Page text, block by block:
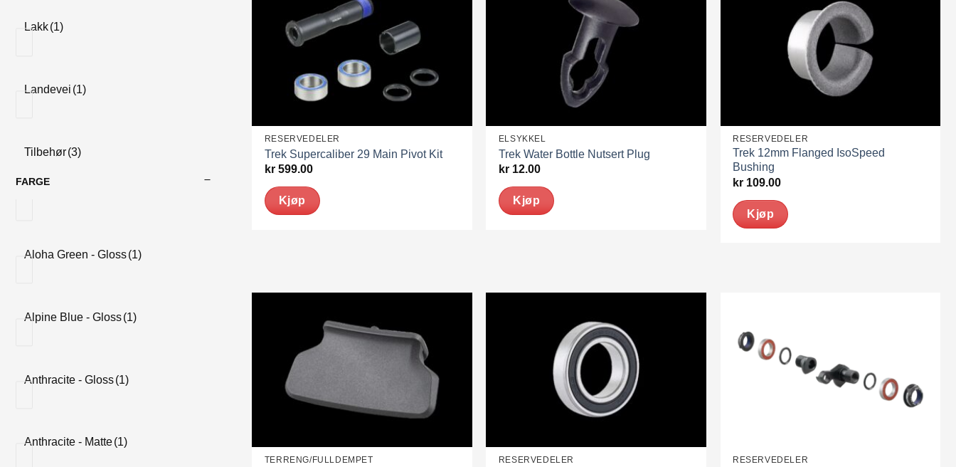
Lakk(1)
Landevei (1)
Tilbehør(3)
FARGE
Aloha Green - Gloss(1)
Alpine Blue - Gloss(1)
Anthracite - Gloss(1)
Anthracite - Matte(1)
RESERVEDELER
Trek Supercaliber 29 Main Pivot Kit
kr599.00
Kjøp
ELSYKKEL
Trek Water Bottle Nutsert Plug
kr12.00
Kjøp
RESERVEDELER
Trek 12mm Flanged IsoSpeed
Bushing
kr 109.00
Kjøp
TERRENG/FULLDEMPET RESERVEDELER RESERVEDELER